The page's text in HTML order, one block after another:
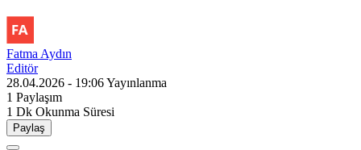
Fatma Aydın
Editör
28.04.2026 - 19:06Yayınlanma
1 Paylaşım
1 Dk Okunma Süresi
Paylaş